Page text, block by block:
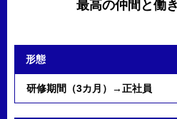
最高の仲間と働
形態
研修期間（3カ月）→正社員